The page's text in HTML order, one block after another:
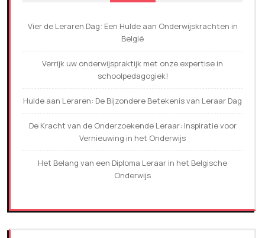
Vier de Leraren Dag: Een Hulde aan Onderwijskrachten in
België
Verrijk uw onderwijspraktijk met onze expertise in
schoolpedagogiek!
Hulde aan Leraren: De Bijzondere Betekenis van Leraar Dag
De Kracht van de Onderzoekende Leraar: Inspiratie voor
Vernieuwing in het Onderwijs
Het Belang van een Diploma Leraar in het Belgische
Onderwijs